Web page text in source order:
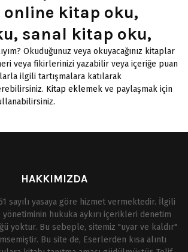
online kitap oku,
sanal kitap oku,
Okuduğunuz veya okuyacağınız kitaplar
veya fikirlerinizi yazabilir veya içeriğe puan
ilgili tartışmalara katılarak
Kitap eklemek ve paylaşmak için
HAKKIMIZDA
sayılı yasaya göre hizmet vermektedir. İlgili
yönetiminin hukuka aykırı içerikleri denetim
yoktur. Bu sebeple, sitemiz "uyar ve kaldır"
Bu site de, Eserlerden kısa alıntı